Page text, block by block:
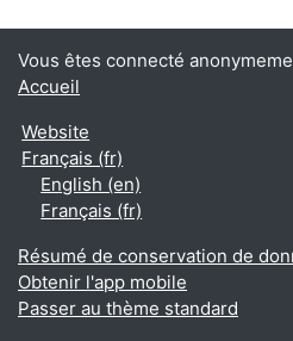
Vous êtes connecté
Accueil
Website
Français ‎(fr)‎
English ‎(en)‎
Français ‎(fr)‎
Résumé de conservation de
Obtenir l'app mobile
Passer au thème standard